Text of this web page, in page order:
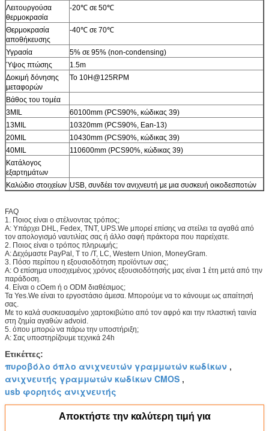
Λειτουργούσα
θερμοκρασία
-20℃ σε 50℃
Θερμοκρασία
αποθήκευσης
-40℃ σε 70℃
Υγρασία
5% σε 95% (non-condensing)
Ύψος πτώσης
1.5m
Δοκιμή δόνησης
μεταφορών
Το 10H@125RPM
Βάθος του τομέα
3MIL
60100mm (PCS90%, κώδικας 39)
13MIL
10320mm (PCS90%, Ean-13)
20MIL
10430mm (PCS90%, κώδικας 39)
40MIL
110600mm (PCS90%, κώδικας 39)
Κατάλογος
εξαρτημάτων
Καλώδιο στοιχείων USB, συνδέει τον ανιχνευτή με μια συσκευή οικοδεσποτών
FAQ
1. Ποιος είναι ο στέλνοντας τρόπος;
Α: Υπάρχει DHL, Fedex, TNT, UPS.We μπορεί επίσης να στείλει τα αγαθά από
τον απολογισμό ναυτιλίας σας ή άλλο σαφή πράκτορα που παρείχατε.
2. Ποιος είναι ο τρόπος πληρωμής;
Α: Δεχόμαστε PayPal, Τ το /T, LC, Western Union, MoneyGram.
3. Πόσο περίπου η εξουσιοδότηση προϊόντων σας;
Α: Ο επίσημα υποσχεμένος χρόνος εξουσιοδότησής μας είναι 1 έτη μετά από την
παράδοση.
4. Είναι ο cOem ή ο ODM διαθέσιμος;
Τα Yes.We είναι το εργοστάσιο άμεσα. Μπορούμε να το κάνουμε ως απαίτησή
σας.
Με το καλά συσκευασμένο χαρτοκιβώτιο από τον αφρό και την πλαστική ταινία
στη ζημία αγαθών advoid.
5. όπου μπορώ να πάρω την υποστήριξη;
Α: Σας υποστηρίζουμε τεχνικά 24h
Ετικέττες:
πυροβόλο όπλο ανιχνευτών γραμμωτών κωδίκων ,
ανιχνευτής γραμμωτών κωδίκων CMOS ,
usb φορητός ανιχνευτής
Αποκτήστε την καλύτερη τιμή για